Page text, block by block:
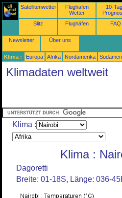
Satellitenwetter
Flughafen
Wetter
10-
Blitz Flughäfen FAQ
Newsletter Über uns
Klima : Europa Afrika Nordamerika
Klimadaten weltweit
Klima :
Klima :
Dagoretti
Breite: 01-18S, Länge: 036-